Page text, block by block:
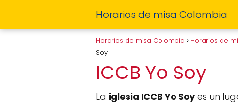
Horarios de misa Colombia
Horarios de misa Colombia Horarios de
Soy
ICCB Yo Soy
La iglesia ICCB Yo Soyes un